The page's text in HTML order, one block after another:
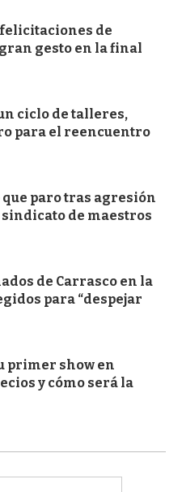
de
gesto en la final
ciclo de talleres,
para el reencuentro
paro tras agresión
de maestros
de Carrasco en la
para “despejar
primer show en
y cómo será la